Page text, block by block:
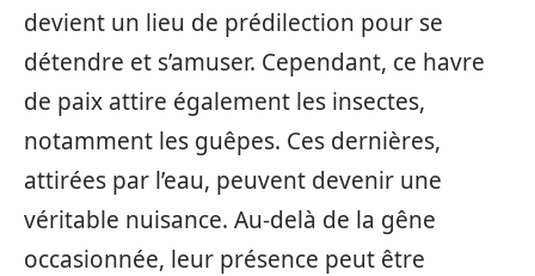
devient un lieu de prédilection pour se
détendre et s’amuser. Cependant, ce havre
de paix attire également les insectes,
notamment les guêpes. Ces dernières,
attirées par l’eau, peuvent devenir une
véritable nuisance. Au-delà de la gêne
occasionnée, leur présence peut être